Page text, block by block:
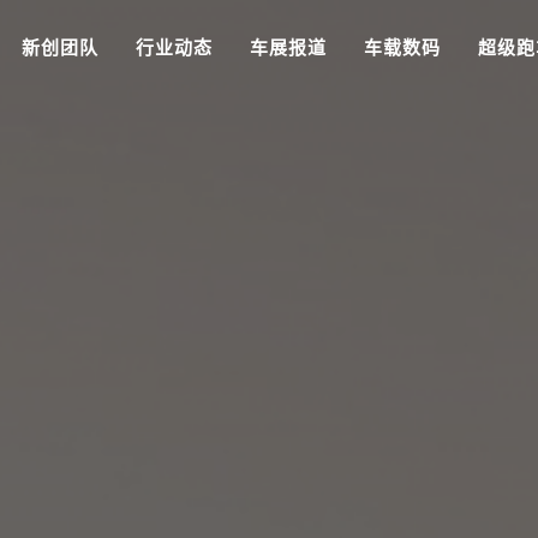
新创团队 行业动态 车展报道 车载数码 超级